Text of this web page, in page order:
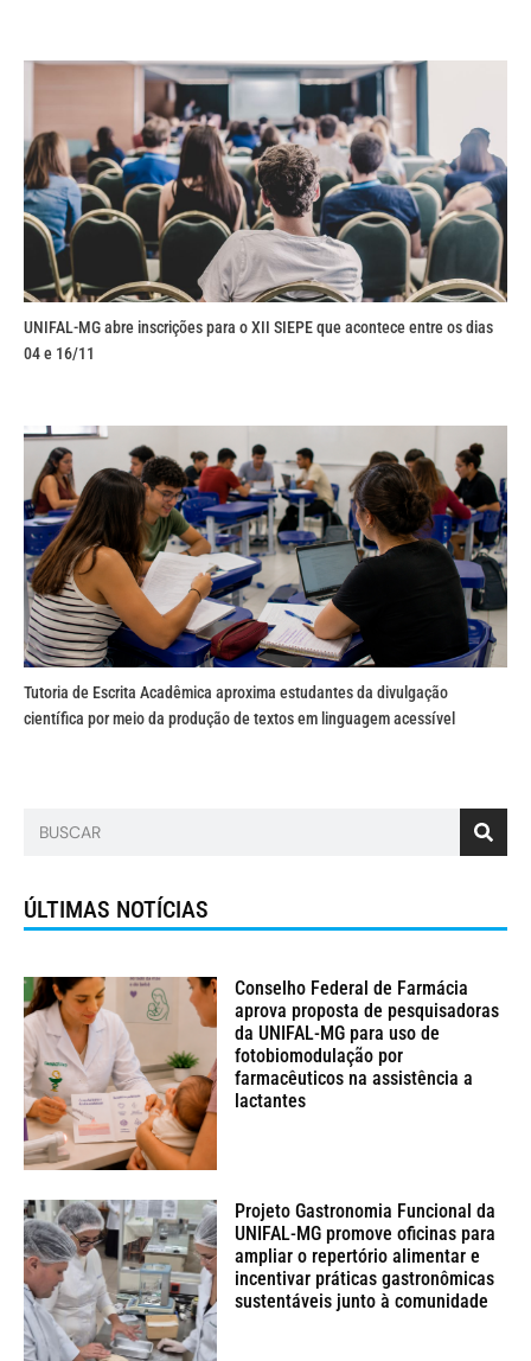
UNIFAL-MG abre inscrições para o XII SIEPE que acontece entre os dias
04 e 16/11
Tutoria de Escrita Acadêmica aproxima estudantes da divulgação
científica por meio da produção de textos em linguagem acessível
ÚLTIMAS NOTÍCIAS
Conselho Federal de Farmácia
aprova proposta de pesquisadoras
da UNIFAL-MG para uso de
fotobiomodulação por
farmacêuticos na assistência a
lactantes
Projeto Gastronomia Funcional da
UNIFAL-MG promove oficinas para
ampliar o repertório alimentar e
incentivar práticas gastronômicas
sustentáveis junto à comunidade